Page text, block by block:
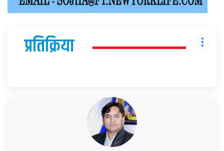
प्रतिक्रिया